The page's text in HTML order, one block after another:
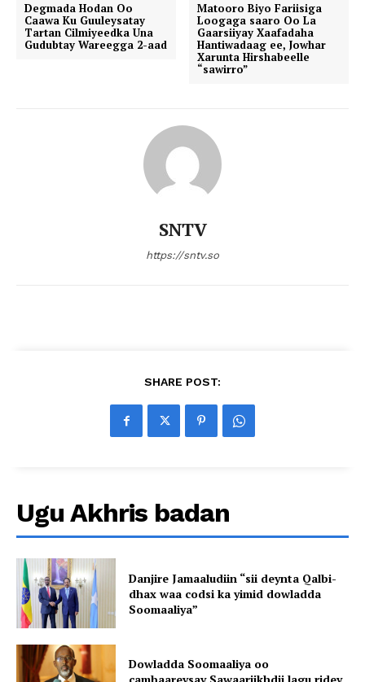
Degmada Hodan Oo
Caawa Ku Guuleysatay
Tartan Cilmiyeedka Una
Gudubtay Wareegga 2-aad
Matooro Biyo Fariisiga
Loogaga saaro Oo La
Gaarsiiyay Xaafadaha
Hantiwadaag ee, Jowhar
Xarunta Hirshabeelle
“sawirro”
SNTV
https://sntv.so
SHARE POST:
Ugu Akhris badan
Danjire Jamaaludiin “sii deynta Qalbi-
dhax waa codsi ka yimid dowladda
Soomaaliya”
Dowladda Soomaaliya oo